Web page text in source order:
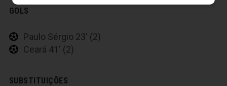
GOLS
Paulo Sérgio 23' (2)
Ceará 41' (2)
SUBSTITUIÇÕES